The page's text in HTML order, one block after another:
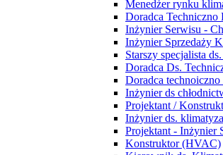
Menedżer rynku
Doradca Techniczno
Inżynier Serwisu -
Inżynier Sprzedaży
Starszy specjalista
Doradca Ds.
Doradca
Inżynier ds
Projektant /
Inżynier ds.
Projektant - Inżynier
Konstruktor (HVAC)